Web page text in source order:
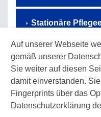
Auf unserer Webseite
gemäß unserer
Sie weiter auf diesen
damit einverstanden.
Fingerprints über das
Datenschutzerklärung
Stationäre
Stationäre
Meißner-Kreis)( 32
Stationäre